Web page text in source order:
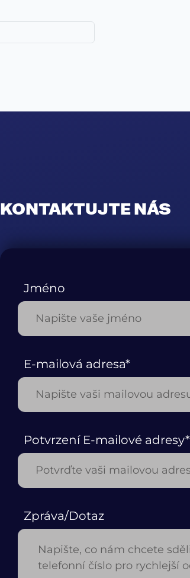
KONTAKTUJTE NÁS
Jméno
E-mailová adresa*
Potvrzení E-mailové adresy*
Zpráva/Dotaz